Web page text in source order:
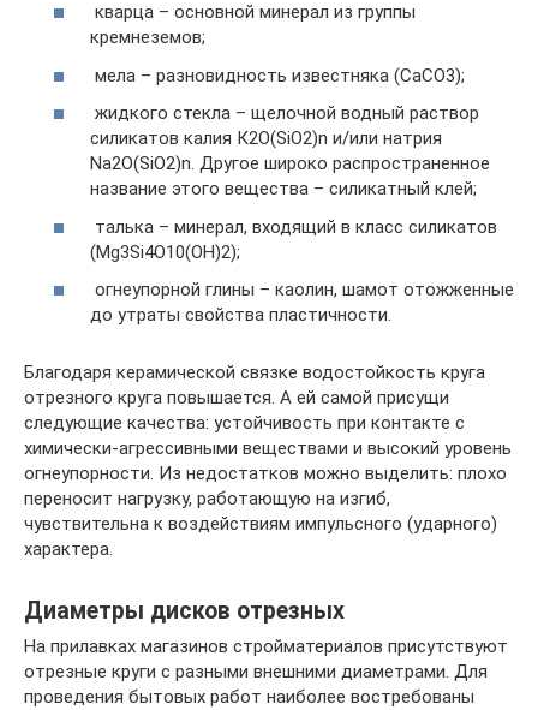
кварца – основной минерал из группы
кремнеземов;
мела – разновидность известняка (СаСО3);
жидкого стекла – щелочной водный раствор
силикатов калия К2О(SіО2)n и/или натрия
Nа2О(SіО2)n. Другое широко распространенное
название этого вещества – силикатный клей;
талька – минерал, входящий в класс силикатов
(Мg3Sі4О10(ОН)2);
огнеупорной глины – каолин, шамот отожженные
до утраты свойства пластичности.
Благодаря керамической связке водостойкость круга
отрезного круга повышается. А ей самой присущи
следующие качества: устойчивость при контакте с
химически-агрессивными веществами и высокий уровень
огнеупорности. Из недостатков можно выделить: плохо
переносит нагрузку, работающую на изгиб,
чувствительна к воздействиям импульсного (ударного)
характера.
Диаметры дисков отрезных
На прилавках магазинов стройматериалов присутствуют
отрезные круги с разными внешними диаметрами. Для
проведения бытовых работ наиболее востребованы